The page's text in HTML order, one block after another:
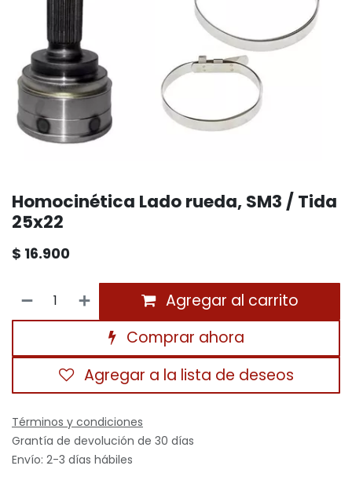
Homocinética Lado rueda, SM3 / Tida
25x22
$ 16.900
Agregar al carrito
Comprar ahora
Agregar a la lista de deseos
Términos y condiciones
Grantía de devolución de 30 días
Envío: 2-3 días hábiles